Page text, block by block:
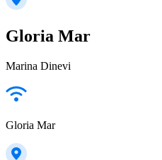
Gloria Mar
Marina Dinevi
Gloria Mar